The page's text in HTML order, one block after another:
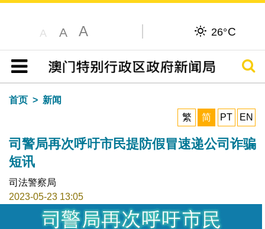
A A A 26°C
目录
搜寻
首页
新闻
繁
简 PT EN
司警局再次呼吁市民提防假冒速递公司诈骗
短讯
司法警察局
2023-05-23 13:05